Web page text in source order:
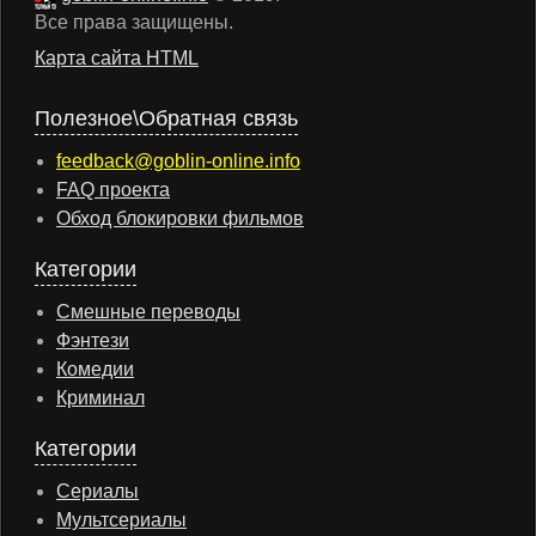
Все права защищены.
Карта сайта HTML
Полезное\Обратная связь
feedback@goblin-online.info
FAQ проекта
Обход блокировки фильмов
Категории
Смешные переводы
Фэнтези
Комедии
Криминал
Категории
Сериалы
Мультсериалы